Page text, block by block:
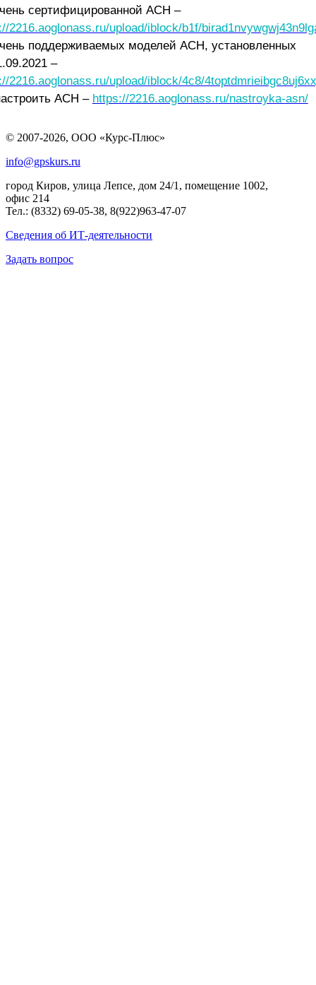
сертифицированной АСН –
2216.aoglonass.ru/upload/iblock/b1f/
поддерживаемых моделей АСН, установленных
–
2216.aoglonass.ru/upload/iblock/4c8/
АСН – https://2216.aoglonass.ru/nastroyka-asn/
© 2007-2026, ООО «Курс-Плюс»
info@gpskurs.ru
город Киров, улица Лепсе, дом 24/1, помещение 1002,
офис 214
Тел.: (8332) 69-05-38, 8(922)963-47-07
Сведения об ИТ-деятельности
Задать вопрос